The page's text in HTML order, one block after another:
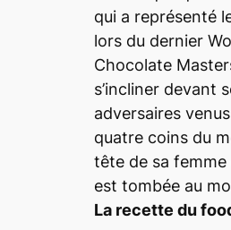
qui a représenté
lors du dernier
Chocolate
s’incliner devant
adversaires
quatre coins du
tête de sa femme
est tombée au
La recette du